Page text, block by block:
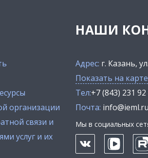
организации
связи и
услуг и их
НАШИ
Адрес: г. Казань,
Показать на карте
Тел:+7 (843) 231 92
Почта: info@ieml.ru
Мы в социальных